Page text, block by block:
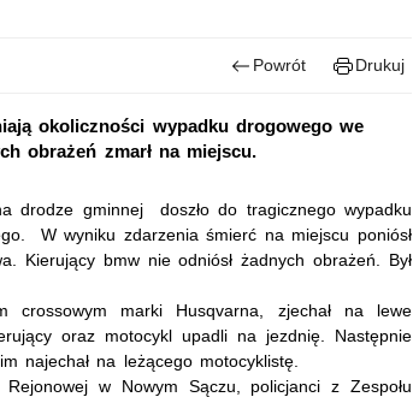
Powrót Drukuj
okoliczności wypadku drogowego we
obrażeń zmarł na miejscu.
drodze gminnej doszło do tragicznego wypadku
W wyniku zdarzenia śmierć na miejscu poniósł
Kierujący bmw nie odniósł żadnych obrażeń. Był
crossowym marki Husqvarna, zjechał na lewe
oraz motocykl upadli na jezdnię. Następnie
najechał na leżącego motocyklistę.
w Nowym Sączu, policjanci z Zespołu